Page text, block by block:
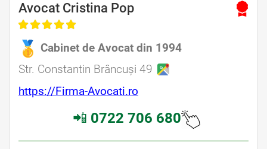
Avocat Cristina Pop
Cabinet de Avocat din 1994
Str. Constantin Brâncuși 49
https://Firma-Avocati.ro
📲 0722 706 680